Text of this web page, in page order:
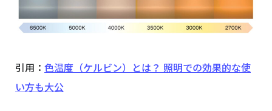
引用： 色温度（ケルビン）とは？ 照明での効果的な使
い方も大公